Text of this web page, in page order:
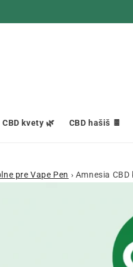
CBD kvety 🌿 CBD hašiš 🍫
pre Vape Pen › Amnesia CBD